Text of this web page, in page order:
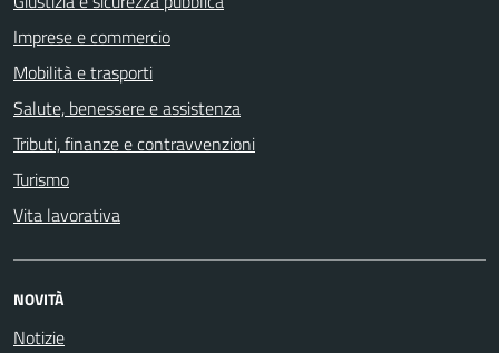
Imprese e commercio
Mobilità e trasporti
Salute, benessere e assistenza
Tributi, finanze e contravvenzioni
Turismo
Vita lavorativa
NOVITÀ
Notizie